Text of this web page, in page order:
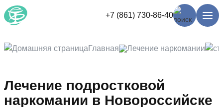
+7 (861) 730-86-40
Главная Лечение наркомании
Лечение подростковой
наркомании в Новороссийске